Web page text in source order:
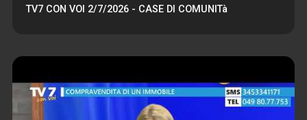
TV7 CON VOI 2/7/2026 - CASE DI COMUNITà